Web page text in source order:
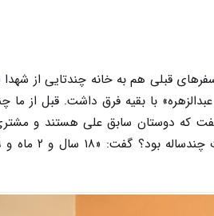
قبلی هم به خانه‌ چندتایی‌ از
با بقیه فرق داشت. قبل از ما
شهید می‌گفت که دوستان سابق علی هستند و